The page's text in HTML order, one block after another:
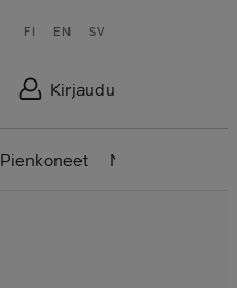
FI EN SV
Kirjaudu
Pienkoneet Nettilaitteet